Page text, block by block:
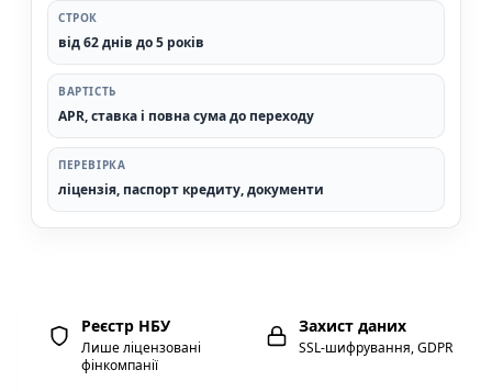
СТРОК
від 62 днів до 5 років
ВАРТІСТЬ
APR, ставка і повна сума до переходу
ПЕРЕВІРКА
ліцензія, паспорт кредиту, документи
Реєстр НБУ
Лише ліцензовані
фінкомпанії
Захист даних
SSL-шифрування, GDPR